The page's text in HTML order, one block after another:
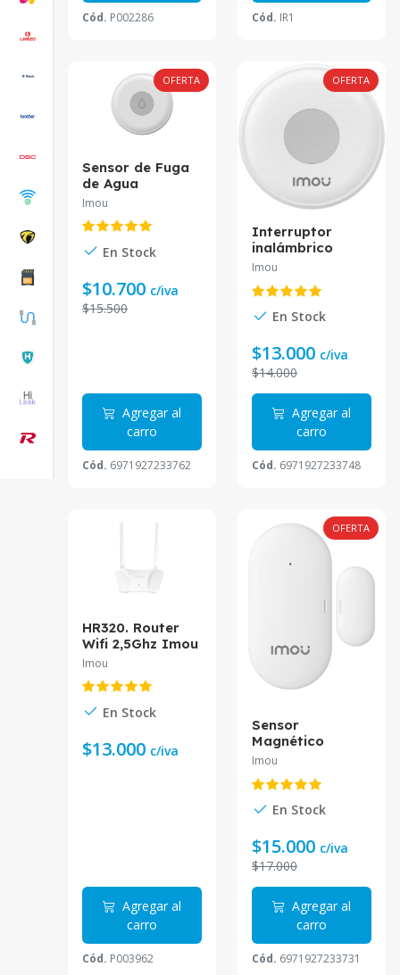
Cód. P002286 Cód. IR1
OFERTA
Sensor de Fuga
de Agua
Inalámbrico
inundación
ajustable
Imou
En Stock
$10.700 c/iva
$15.500
Agregar al
carro
Cód. 6971927233762
OFERTA
Interruptor
inalámbrico
ZigBee IMOU ZE1
Imou
En Stock
$13.000 c/iva
$14.000
Agregar al
carro
Cód. 6971927233748
HR320. Router
Wifi 2,5Ghz Imou
administrable
Imou
En Stock
$13.000 c/iva
Agregar al
carro
Cód. P003962
OFERTA
Sensor
Magnético
Inalámbrico
puertas y
ventanas ZD1-
Imou
En Stock
$15.000 c/iva
$17.000
Agregar al
carro
Cód. 6971927233731